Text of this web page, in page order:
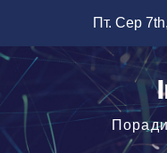
вмісту
Пт. Сер